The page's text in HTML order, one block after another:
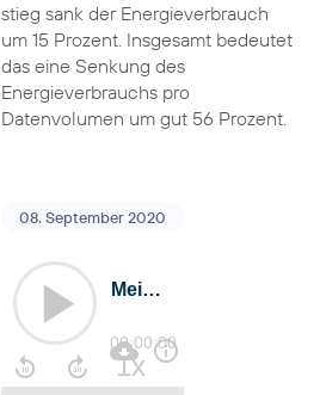
stieg sank der Energieverbrauch
um 15 Prozent. Insgesamt bedeutet
das eine Senkung des
Energieverbrauchs pro
Datenvolumen um gut 56 Prozent.
08. September 2020